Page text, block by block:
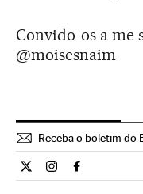
Convido-os a
@moisesnaim
Receba o boletim do
Internacional El País
Internacional El